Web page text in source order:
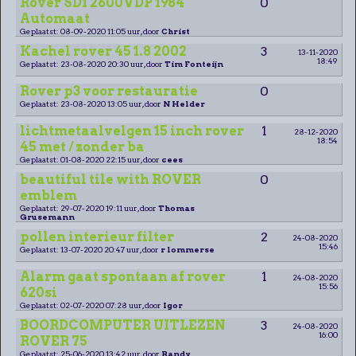
Automaat
Geplaatst: 08-09-2020 11:05 uur, door Christ
Kachel rover 45 1.8 2002 3
13-11-2020
18:49
Geplaatst: 23-08-2020 20:30 uur, door Tim Fonteijn
Rover p3 voor restauratie 0
Geplaatst: 23-08-2020 13:05 uur, door N Helder
lichtmetaalvelgen 15 inch rover
45 met / zonder ba
1
28-12-2020
18:54
Geplaatst: 01-08-2020 22:15 uur, door cees
beautiful tile with ROVER
emblem
0
Geplaatst: 29-07-2020 19:11 uur, door Thomas
Grusemann
pollen interieur filter 2
24-08-2020
15:46
Geplaatst: 13-07-2020 20:47 uur, door r lommerse
Alarm gaat spontaan af rover
620si
1
24-08-2020
15:56
Geplaatst: 02-07-2020 07:28 uur, door Igor
BOORDCOMPUTER UITLEZEN
ROVER 75
3
24-08-2020
16:00
Geplaatst: 25-06-2020 13:42 uur, door Randy